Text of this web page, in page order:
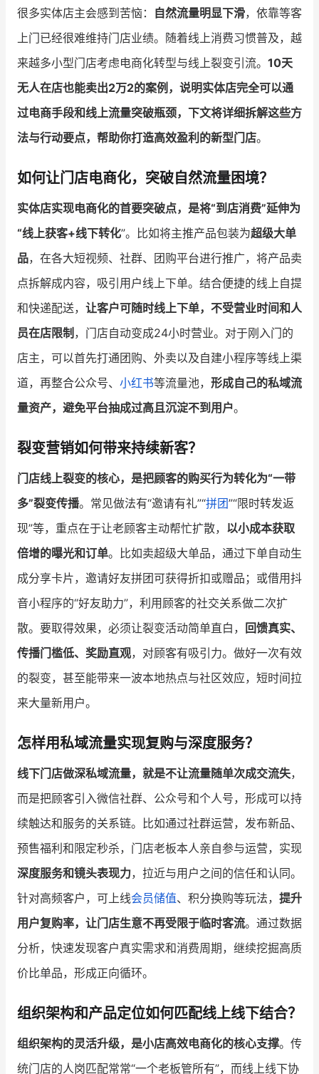
品牌消费观 行业报告
新零售资讯
培训课程
私域课程 新零售内参
增长俱乐部 有赞商盟
商家社区 社群交流
入驻有赞 认证代理商
认证服务商 设计服务商
有赞云 数据通服务
很多实体店主会感到苦恼： 自然流量明显下滑，依靠等客
上门已经很难维持门店业绩。随着线上消费习惯普及，越
来越多小型门店考虑电商化转型与线上裂变引流。 10天
无人在店也能卖出2万2的案例，说明实体店完全可以通
过电商手段和线上流量突破瓶颈，下文将详细拆解这些方
法与行动要点，帮助你打造高效盈利的新型门店。
如何让门店电商化，突破自然流量困境？
实体店实现电商化的首要突破点，是将“到店消费”延伸为
“线上获客+线下转化”。比如将主推产品包装为超级大单
品，在各大短视频、社群、团购平台进行推广，将产品卖
点拆解成内容，吸引用户线上下单。结合便捷的线上自提
和快递配送， 让客户可随时线上下单，不受营业时间和人
员在店限制 ，门店自动变成24小时营业。对于刚入门的
店主，可以首先打通团购、外卖以及自建小程序等线上渠
道，再整合公众号、 小红书等流量池， 形成自己的私域流
量资产，避免平台抽成过高且沉淀不到用户。
裂变营销如何带来持续新客？
门店线上裂变的核心，是把顾客的购买行为转化为“一带
多”裂变传播。常见做法有“邀请有礼”“拼团”“限时转发返
现”等，重点在于让老顾客主动帮忙扩散， 以小成本获取
倍增的曝光和订单。比如卖超级大单品，通过下单自动生
成分享卡片，邀请好友拼团可获得折扣或赠品；或借用抖
音小程序的“好友助力”，利用顾客的社交关系做二次扩
散。要取得效果，必须让裂变活动简单直白，
回馈真实、
传播门槛低、奖励直观，对顾客有吸引力。做好一次有效
的裂变，甚至能带来一波本地热点与社区效应，短时间拉
来大量新用户。
怎样用私域流量实现复购与深度服务？
线下门店做深私域流量，就是不让流量随单次成交流失，
而是把顾客引入微信社群、公众号和个人号，形成可以持
续触达和服务的关系链。比如通过社群运营，发布新品、
预售福利和限定秒杀，门店老板本人亲自参与运营，实现
深度服务和镜头表现力，拉近与用户之间的信任和认同。
针对高频客户，可上线会员储值、积分换购等玩法， 提升
用户复购率，让门店生意不再受限于临时客流。通过数据
分析，快速发现客户真实需求和消费周期，继续挖掘高质
价比单品，形成正向循环。
组织架构和产品定位如何匹配线上线下结合？
组织架构的灵活升级，是小店高效电商化的核心支撑。传
统门店的人岗匹配常常“一个老板管所有”，而线上线下协